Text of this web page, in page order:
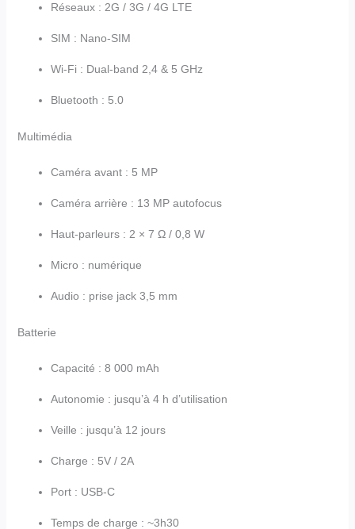
Réseaux : 2G / 3G / 4G LTE
SIM : Nano-SIM
Wi-Fi : Dual-band 2,4 & 5 GHz
Bluetooth : 5.0
Multimédia
Caméra avant : 5 MP
Caméra arrière : 13 MP autofocus
Haut-parleurs : 2 × 7 Ω / 0,8 W
Micro : numérique
Audio : prise jack 3,5 mm
Batterie
Capacité : 8 000 mAh
Autonomie : jusqu’à 4 h d’utilisation
Veille : jusqu’à 12 jours
Charge : 5V / 2A
Port : USB-C
Temps de charge : ~3h30